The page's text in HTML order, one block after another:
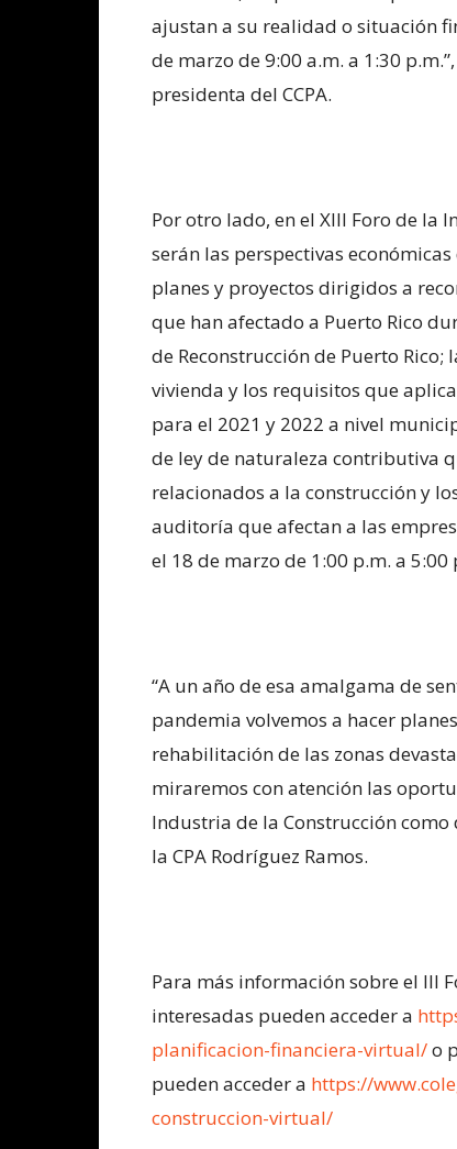
ajustan a su realidad o situación
de marzo de 9:00 a.m. a 1:30
presidenta del CCPA.
Por otro lado, en el XIII Foro de la
serán las perspectivas
planes y proyectos dirigidos a
que han afectado a Puerto Rico
de Reconstrucción de Puerto
vivienda y los requisitos que
para el 2021 y 2022 a nivel
de ley de naturaleza contributiva
relacionados a la construcción y
auditoría que afectan a las
el 18 de marzo de 1:00 p.m. a 5:00
“A un año de esa amalgama de
pandemia volvemos a hacer
rehabilitación de las zonas
miraremos con atención las
Industria de la Construcción
la CPA Rodríguez Ramos.
Para más información sobre el III
interesadas pueden acceder a
planificacion-financiera-virtual/o
pueden acceder a https://
construccion-virtual/